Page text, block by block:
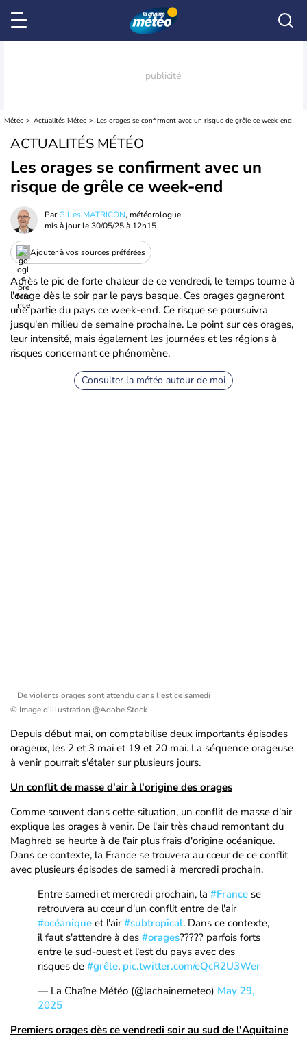
Météo Actualités Météo Les orages se confirment avec un risque de grêle ce week-end
ACTUALITÉS MÉTÉO
Les orages se confirment avec un
risque de grêle ce week-end
ParGilles MATRICON, météorologue
mis à jour le30/05/25 à 12h15
Ajouter à vos sources préférées
Après le pic de forte chaleur de ce vendredi, le temps tourne à
l'orage dès le soir par le pays basque. Ces orages gagneront
une partie du pays ce week-end. Ce risque se poursuivra
jusqu'en milieu de semaine prochaine. Le point sur ces orages,
leur intensité, mais également les journées et les régions à
risques concernant ce phénomène.
Consulter la météo autour de moi
De violents orages sont attendu dans l'est ce samedi
© Image d'illustration @Adobe Stock
Depuis début mai, on comptabilise deux importants épisodes
orageux, les 2 et 3 mai et 19 et 20 mai. La séquence orageuse
à venir pourrait s'étaler sur plusieurs jours.
Un conflit de masse d'air à l'origine des orages
Comme souvent dans cette situation, un conflit de masse d'air
explique les orages à venir. De l'air très chaud remontant du
Maghreb se heurte à de l'air plus frais d'origine océanique.
Dans ce contexte, la France se trouvera au cœur de ce conflit
avec plusieurs épisodes de samedi à mercredi prochain.
Entre samedi et mercredi prochain, la #France se
retrouvera au cœur d'un conflit entre de l'air
#océanique et l'air#subtropical. Dans ce contexte,
il faut s'attendre à des #orages????? parfois forts
entre le sud-ouest et l'est du pays avec des
risques de #grêle. pic.twitter.com/eQcR2U3Wer
— La Chaîne Météo (@lachainemeteo) May 29,
2025
Premiers orages dès ce vendredi soir au sud de l'Aquitaine